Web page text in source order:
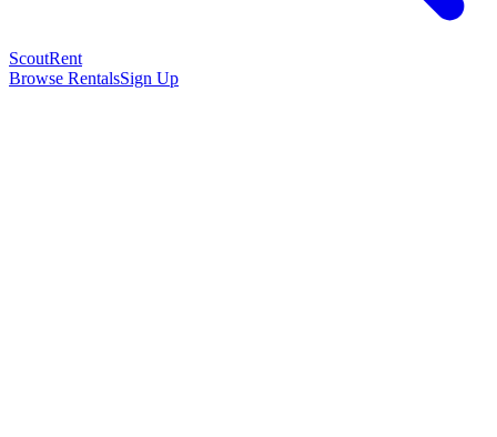
ScoutRent
Browse RentalsSign Up